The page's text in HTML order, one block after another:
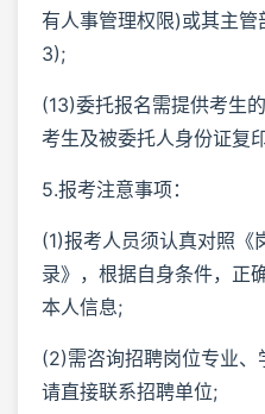
有人事管理权限)或其主
3);
(13)委托报名需提供考生
考生及被委托人身份证复印
5.报考注意事项：
(1)报考人员须认真对照《
录》，根据自身条件，正
本人信息;
(2)需咨询招聘岗位专业、
请直接联系招聘单位;